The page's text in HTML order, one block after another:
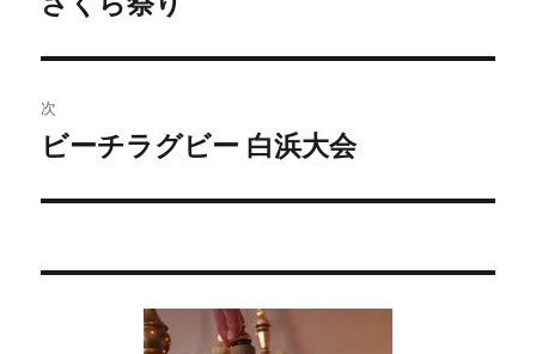
ビ
ゲ
ー
の
投
稿:
次
次
投
ビーチラグビー 白浜大会